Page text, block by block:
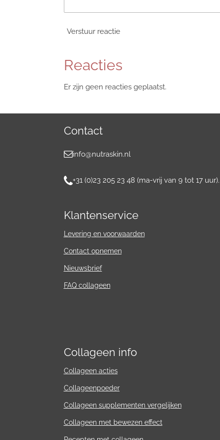
Verstuur reactie
Reacties
Er zijn geen reacties geplaatst.
Contact
info@nutraskin.nl
+31 (0)23 205 23 48 (ma-vrij van 9 tot 17 uur).
Klantenservice
Levering en voorwaarden
Contact opnemen
Nieuwsbrief
FAQ collageen
Collageen info
Collageen acties
Collageenpoeder
Collageen supplementen vergelijken
Collageen met bewezen effect